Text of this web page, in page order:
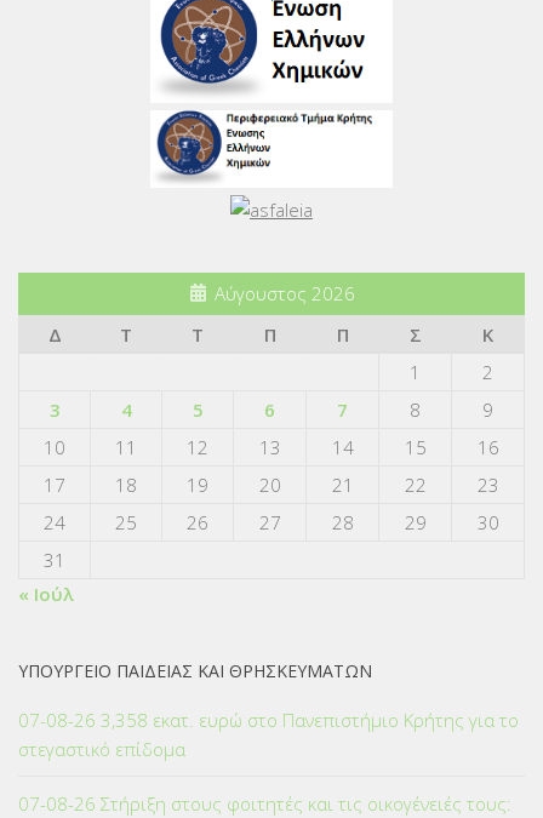
Αύγουστος 2026
Δ
Τ Τ Π Π Σ
Κ
1
2
3
4 5 6 7 8
9
10
11 12 13 14 15
16
17
18 19 20 21 22
23
24
25 26 27 28 29
30
31
« Ιούλ
ΥΠΟΥΡΓΕΙΟ ΠΑΙΔΕΙΑΣ ΚΑΙ ΘΡΗΣΚΕΥΜΑΤΩΝ
07-08-26 3,358 εκατ. ευρώ στο Πανεπιστήμιο Κρήτης για το
στεγαστικό επίδομα
07-08-26 Στήριξη στους φοιτητές και τις οικογένειές τους: